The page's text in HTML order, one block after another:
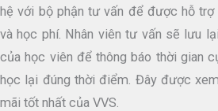
hệ với bộ phận tư vấn để được hỗ
và học phí. Nhân viên tư vấn sẽ lưu
của học viên để thông báo thời gian
học lại đúng thời điểm. Đây được
mãi tốt nhất của VVS.